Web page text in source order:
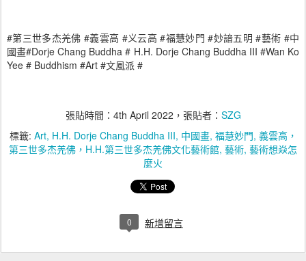
#第三世多杰羌佛 #義雲高 #义云高 #福慧妙門 #妙諳五明 #藝術 #中
國畫#Dorje Chang Buddha # H.H. Dorje Chang Buddha III #Wan Ko
Yee # Buddhism #Art #文風派 #
張貼時間： 4th April 2022 ，張貼者： SZG
標籤: Art H.H. Dorje Chang Buddha III 中國畫 福慧妙門 義雲高，
第三世多杰羌佛，H.H.第三世多杰羌佛文化藝術館 藝術 藝術想焱怎
麼火
0 新增留言